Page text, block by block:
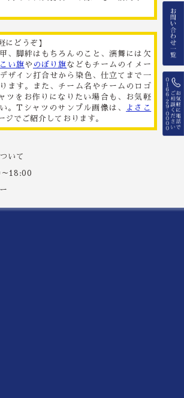
にどうぞ】
、脚絆はもちろんのこと、演舞には欠
い旗や のぼり旗などもチームのイメー
ザイン打合せから染色、仕立てまで一
ます。また、チーム名やチームのロゴ
ツをお作りになりたい場合も、お気軽
。Tシャツのサンプル画像は、
よさこ
ジでご紹介しております。
いて
18:00